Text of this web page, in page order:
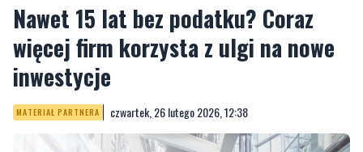
Nawet 15 lat bez podatku? Coraz
więcej firm korzysta z ulgi na nowe
inwestycje
MATERIAŁ PARTNERA czwartek, 26 lutego 2026, 12:38